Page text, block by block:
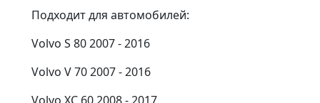
Подходит для автомобилей:
Volvo S 80 2007 - 2016
Volvo V 70 2007 - 2016